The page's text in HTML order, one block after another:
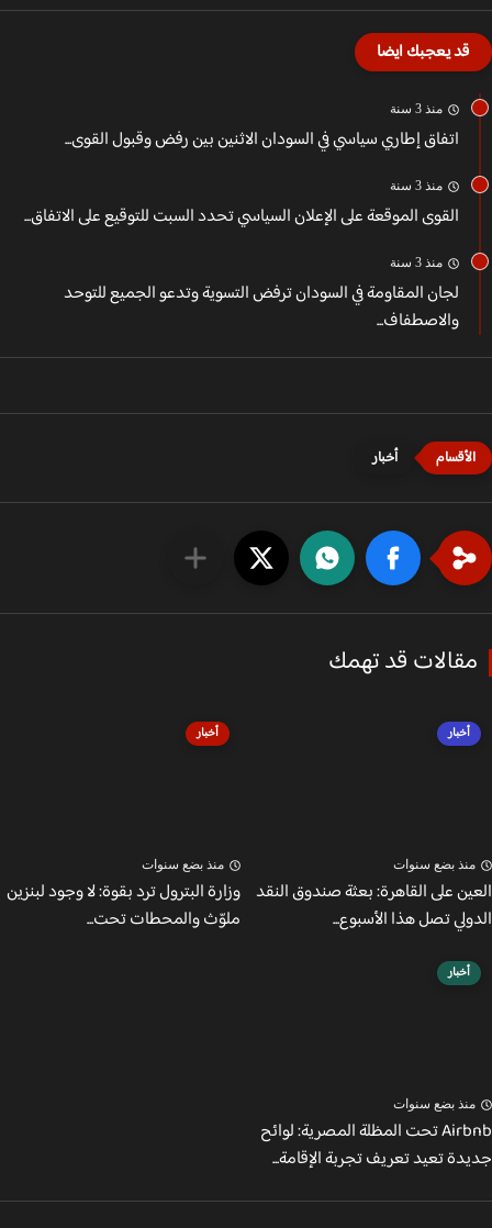
قد يعجبك ايضا
منذ 3 سنة
اتفاق إطاري سياسي في السودان الاثنين بين رفض وقبول القوى...
منذ 3 سنة
القوى الموقعة على الإعلان السياسي تحدد السبت للتوقيع على الاتفاق...
منذ 3 سنة
لجان المقاومة في السودان ترفض التسوية وتدعو الجميع للتوحد
والاصطفاف...
أخبار
قد تهمك
أخبار
بضع سنوات
على القاهرة: بعثة صندوق النقد
تصل هذا الأسبوع...
أخبار
منذ بضع سنوات
وزارة البترول ترد بقوة: لا وجود لبنزين
ملوّث والمحطات تحت...
أخبار
بضع سنوات
Airbnb تحت المظلة المصرية: لوائح
تعيد تعريف تجربة الإقامة...